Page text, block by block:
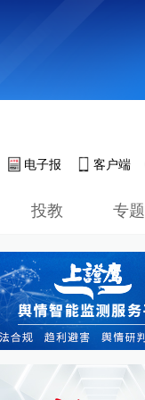
电子报 客户端
投教 专题